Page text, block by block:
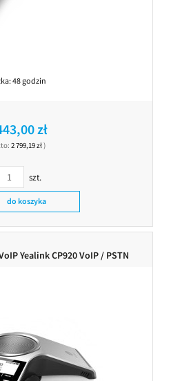
48 godzin
zł
2 799,19 zł)
szt.
do koszyka
Yealink CP920 VoIP / PSTN